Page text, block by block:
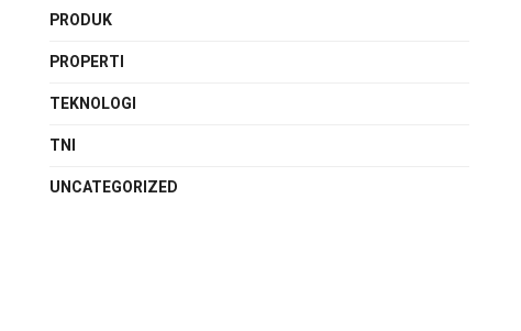
PRODUK
PROPERTI
TEKNOLOGI
TNI
UNCATEGORIZED